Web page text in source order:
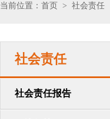
当前位置：首页 > 社会责任
社会责任
社会责任报告